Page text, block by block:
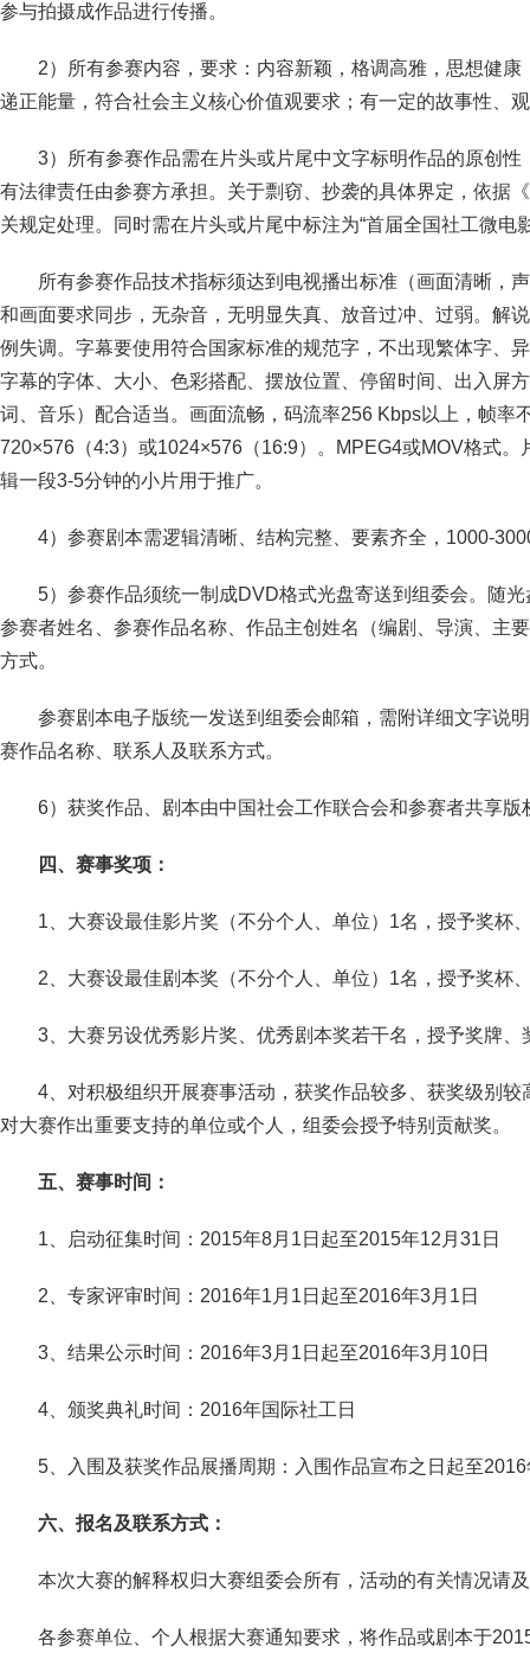
参与拍摄成作品进行传播。
2）所有参赛内容，要求：内容新颖，格调高雅，思想健
递正能量，符合社会主义核心价值观要求；有一定的故事性、
3）所有参赛作品需在片头或片尾中文字标明作品的原创
有法律责任由参赛方承担。关于剽窃、抄袭的具体界定，依据
关规定处理。同时需在片头或片尾中标注为“首届全国社工微电
所有参赛作品技术指标须达到电视播出标准（画面清晰，
和画面要求同步，无杂音，无明显失真、放音过冲、过弱。解
例失调。字幕要使用符合国家标准的规范字，不出现繁体字、
字幕的字体、大小、色彩搭配、摆放位置、停留时间、出入屏
词、音乐）配合适当。画面流畅，码流率256 Kbps以上，帧率
720×576（4:3）或1024×576（16:9）。MPEG4或MOV格式
辑一段3-5分钟的小片用于推广。
4）参赛剧本需逻辑清晰、结构完整、要素齐全，1000-
5）参赛作品须统一制成DVD格式光盘寄送到组委会。随
参赛者姓名、参赛作品名称、作品主创姓名（编剧、导演、主
方式。
参赛剧本电子版统一发送到组委会邮箱，需附详细文字说
赛作品名称、联系人及联系方式。
6）获奖作品、剧本由中国社会工作联合会和参赛者共享版
四、赛事奖项：
1、大赛设最佳影片奖（不分个人、单位）1名，授予奖杯
2、大赛设最佳剧本奖（不分个人、单位）1名，授予奖杯
3、大赛另设优秀影片奖、优秀剧本奖若干名，授予奖牌、
4、对积极组织开展赛事活动，获奖作品较多、获奖级别
对大赛作出重要支持的单位或个人，组委会授予特别贡献奖。
五、赛事时间：
1、启动征集时间：2015年8月1日起至2015年12月31日
2、专家评审时间：2016年1月1日起至2016年3月1日
3、结果公示时间：2016年3月1日起至2016年3月10日
4、颁奖典礼时间：2016年国际社工日
5、入围及获奖作品展播周期：入围作品宣布之日起至
六、报名及联系方式：
本次大赛的解释权归大赛组委会所有，活动的有关情况请
各参赛单位、个人根据大赛通知要求，将作品或剧本于